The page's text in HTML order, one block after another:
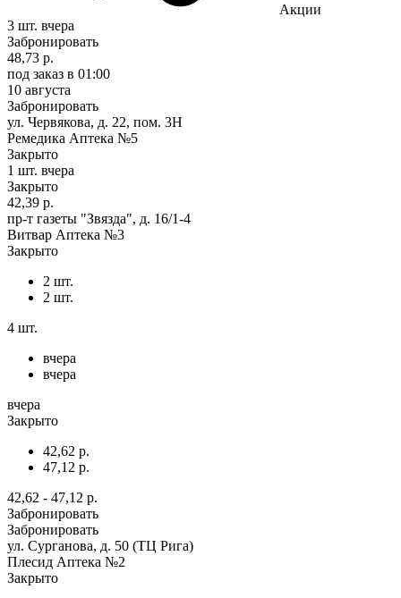
Акции
3 шт. вчера
Забронировать
48,73 р.
под заказ в 01:00
10 августа
Забронировать
ул. Червякова, д. 22, пом. 3Н
Ремедика Аптека №5
Закрыто
1 шт. вчера
Закрыто
42,39 р.
пр-т газеты "Звязда", д. 16/1-4
Витвар Аптека №3
Закрыто
2 шт.
2 шт.
4 шт.
вчера
вчера
вчера
Закрыто
42,62 р.
47,12 р.
42,62 - 47,12 р.
Забронировать
Забронировать
ул. Сурганова, д. 50 (ТЦ Рига)
Плесид Аптека №2
Закрыто